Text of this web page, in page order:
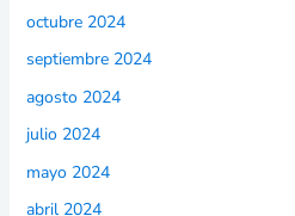
octubre 2024
septiembre 2024
agosto 2024
julio 2024
mayo 2024
abril 2024